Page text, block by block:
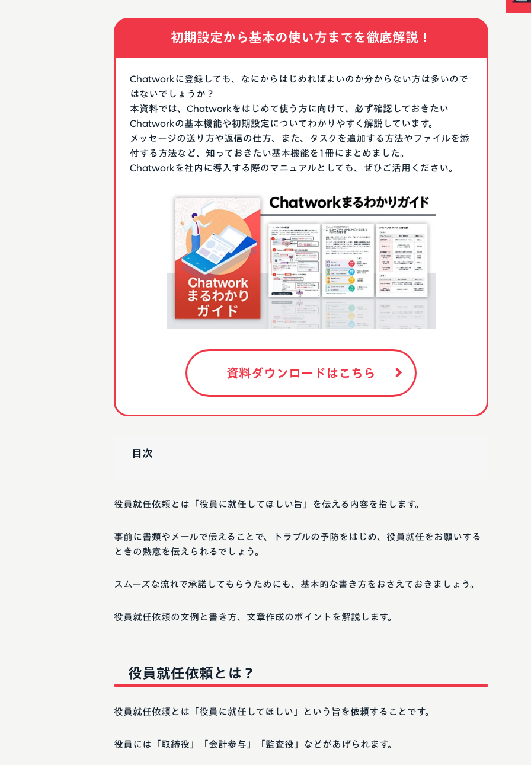
初期設定から基本の使い方までを徹底解説！
Chatworkに登録しても、なにからはじめればよいのか分からない方は多いので
はないでしょうか？
本資料では、Chatworkをはじめて使う方に向けて、必ず確認しておきたい
Chatworkの基本機能や初期設定についてわかりやすく解説しています。
メッセージの送り方や返信の仕方、また、タスクを追加する方法やファイルを添
付する方法など、知っておきたい基本機能を1冊にまとめました。
Chatworkを社内に導入する際のマニュアルとしても、ぜひご活用ください。
資料ダウンロードはこちら
目次
役員就任依頼とは「役員に就任してほしい旨」を伝える内容を指します。
事前に書類やメールで伝えることで、トラブルの予防をはじめ、役員就任をお願いする
ときの熱意を伝えられるでしょう。
スムーズな流れで承諾してもらうためにも、基本的な書き方をおさえておきましょう。
役員就任依頼の文例と書き方、文章作成のポイントを解説します。
役員就任依頼とは？
役員就任依頼とは「役員に就任してほしい」という旨を依頼することです。
役員には「取締役」「会計参与」「監査役」などがあげられます。